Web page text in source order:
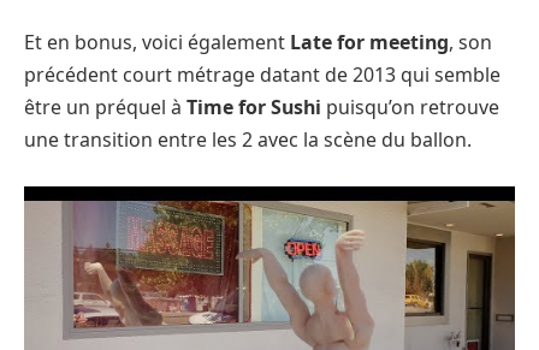
Et en bonus, voici également Late for meeting, son
précédent court métrage datant de 2013 qui semble
être un préquel à Time for Sushi puisqu’on retrouve
une transition entre les 2 avec la scène du ballon.